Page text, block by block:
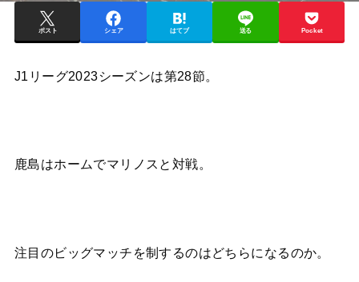
ポスト シェア はてブ 送る Pocket
J1リーグ2023シーズンは第28節。
鹿島はホームでマリノスと対戦。
注目のビッグマッチを制するのはどちらになるのか。